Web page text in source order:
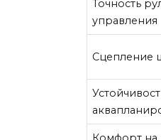
Точность
управления
Сцепление